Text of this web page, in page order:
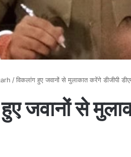
/विकलांग हुए जवानों से मुलाकात करेंगे डीजीपी
जवानों से